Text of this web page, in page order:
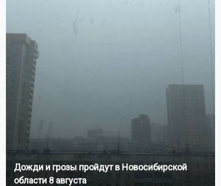
Дожди и грозы пройдут в Новосибирской
области 8 августа